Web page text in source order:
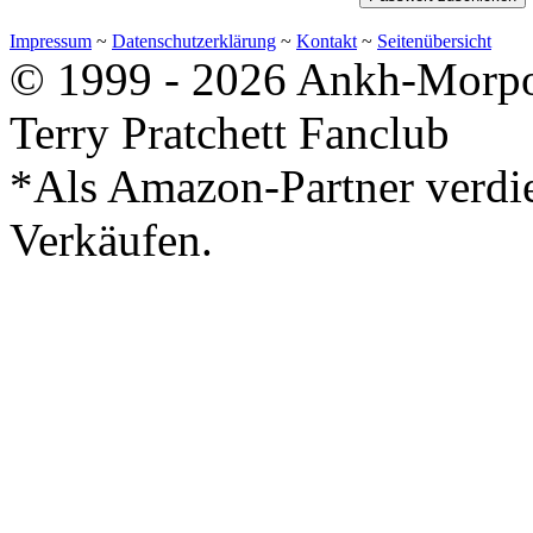
Impressum ~ Datenschutzerklärung ~ Kontakt ~ Seitenübersicht
© 1999 - 2026 Ankh-
Terry Pratchett Fanclub
*Als Amazon-Partner
Verkäufen.